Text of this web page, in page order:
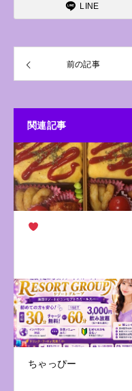
LINE
前の記事
関連記事
ちゃっぴー